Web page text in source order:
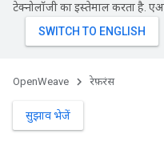
टेक्नोलॉजी का इस्तेमाल करता है.
OpenWeave रेफ़रंस
सुझाव भेजें